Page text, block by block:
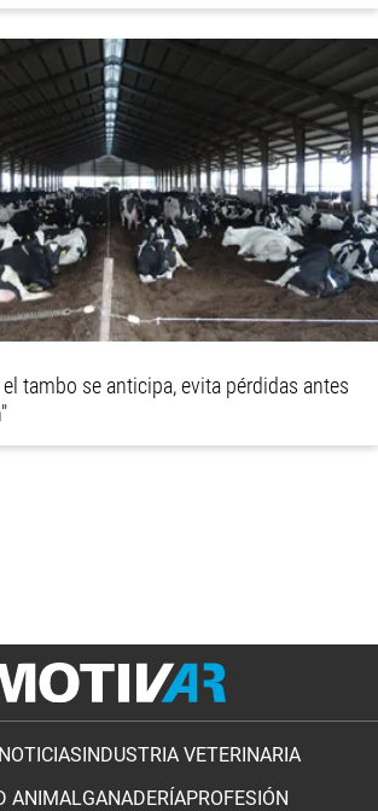
el tambo se anticipa, evita pérdidas antes
INDUSTRIA VETERINARIA
ANIMALGANADERÍAPROFESIÓN